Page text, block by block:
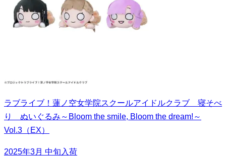
ラブライブ！蓮ノ空女学院スクールアイドルクラブ 寝そべ
り ぬいぐるみ～Bloom the smile, Bloom the dream!～
Vol.3（EX）
2025年3月 中旬入荷